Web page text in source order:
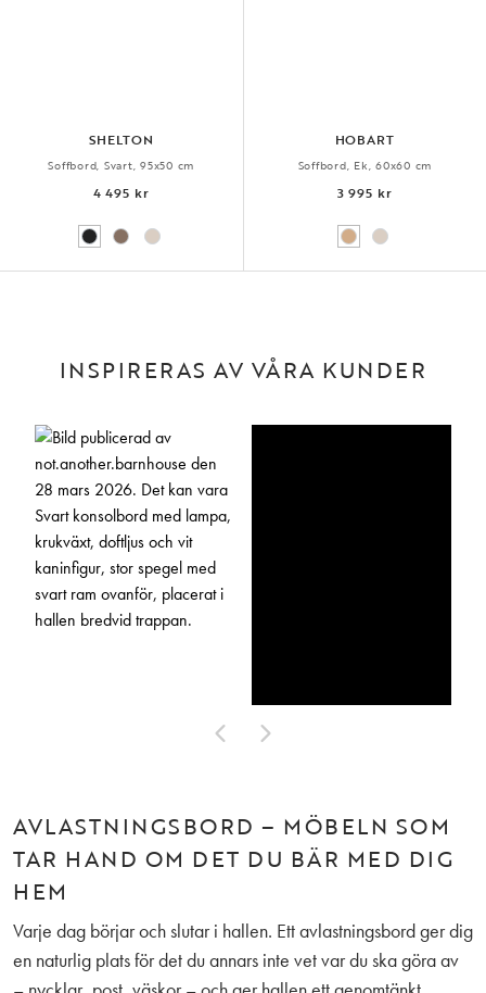
SHELTON
Soffbord, Svart, 95x50 cm
4 495 kr
HOBART
Soffbord, Ek, 60x60 cm
3 995 kr
INSPIRERAS AV VÅRA KUNDER
AVLASTNINGSBORD – MÖBELN SOM
TAR HAND OM DET DU BÄR MED DIG
HEM
Varje dag börjar och slutar i hallen. Ett avlastningsbord ger dig
en naturlig plats för det du annars inte vet var du ska göra av